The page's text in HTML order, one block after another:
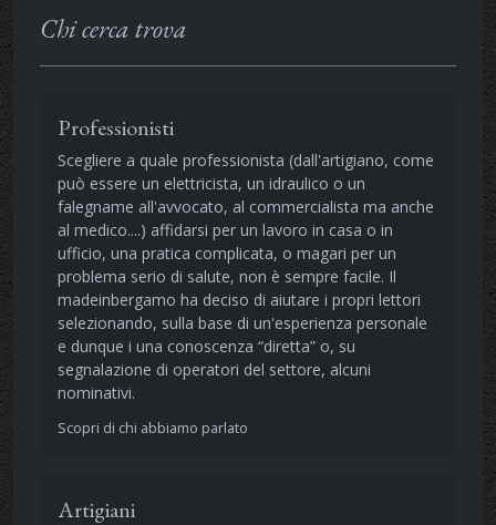
Chi cerca trova
Professionisti
Scegliere a quale professionista (dall'artigiano, come
può essere un elettricista, un idraulico o un
falegname all'avvocato, al commercialista ma anche
al medico....) affidarsi per un lavoro in casa o in
ufficio, una pratica complicata, o magari per un
problema serio di salute, non è sempre facile. Il
madeinbergamo ha deciso di aiutare i propri lettori
selezionando, sulla base di un'esperienza personale
e dunque i una conoscenza “diretta” o, su
segnalazione di operatori del settore, alcuni
nominativi.
Scopri di chi abbiamo parlato
Artigiani